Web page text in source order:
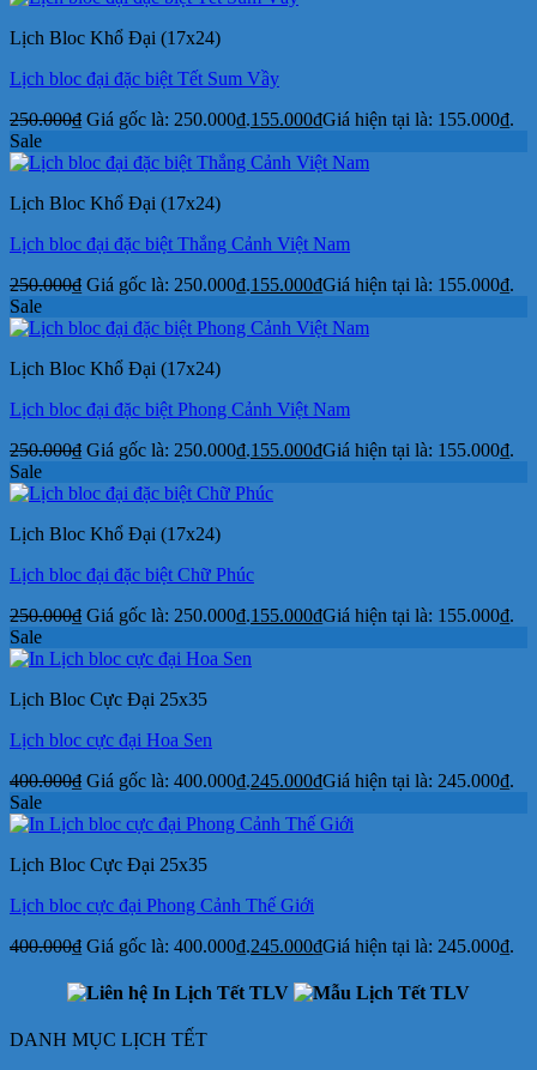
Lịch Bloc Khổ Đại (17x24)
Lịch bloc đại đặc biệt Tết Sum Vầy
250.000₫ Giá gốc là: 250.000₫.155.000₫Giá hiện tại là: 155.000₫.
Sale
Lịch Bloc Khổ Đại (17x24)
Lịch bloc đại đặc biệt Thắng Cảnh Việt Nam
250.000₫ Giá gốc là: 250.000₫.155.000₫Giá hiện tại là: 155.000₫.
Sale
Lịch Bloc Khổ Đại (17x24)
Lịch bloc đại đặc biệt Phong Cảnh Việt Nam
250.000₫ Giá gốc là: 250.000₫.155.000₫Giá hiện tại là: 155.000₫.
Sale
Lịch Bloc Khổ Đại (17x24)
Lịch bloc đại đặc biệt Chữ Phúc
250.000₫ Giá gốc là: 250.000₫.155.000₫Giá hiện tại là: 155.000₫.
Sale
Lịch Bloc Cực Đại 25x35
Lịch bloc cực đại Hoa Sen
400.000₫ Giá gốc là: 400.000₫.245.000₫Giá hiện tại là: 245.000₫.
Sale
Lịch Bloc Cực Đại 25x35
Lịch bloc cực đại Phong Cảnh Thế Giới
400.000₫ Giá gốc là: 400.000₫.245.000₫Giá hiện tại là: 245.000₫.
DANH MỤC LỊCH TẾT